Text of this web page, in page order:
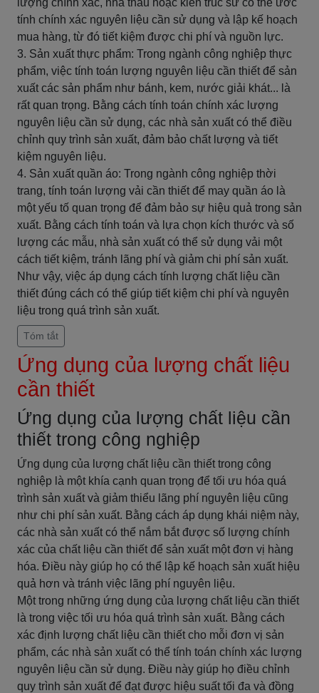
lượng chính xác, nhà thầu hoặc kiến trúc sư có thể ước
tính chính xác nguyên liệu cần sử dụng và lập kế hoạch
mua hàng, từ đó tiết kiệm được chi phí và nguồn lực.
3. Sản xuất thực phẩm: Trong ngành công nghiệp thực
phẩm, việc tính toán lượng nguyên liệu cần thiết để sản
xuất các sản phẩm như bánh, kem, nước giải khát... là
rất quan trọng. Bằng cách tính toán chính xác lượng
nguyên liệu cần sử dụng, các nhà sản xuất có thể điều
chỉnh quy trình sản xuất, đảm bảo chất lượng và tiết
kiệm nguyên liệu.
4. Sản xuất quần áo: Trong ngành công nghiệp thời
trang, tính toán lượng vải cần thiết để may quần áo là
một yếu tố quan trọng để đảm bảo sự hiệu quả trong sản
xuất. Bằng cách tính toán và lựa chọn kích thước và số
lượng các mẫu, nhà sản xuất có thể sử dụng vải một
cách tiết kiệm, tránh lãng phí và giảm chi phí sản xuất.
Như vậy, việc áp dụng cách tính lượng chất liệu cần
thiết đúng cách có thể giúp tiết kiệm chi phí và nguyên
liệu trong quá trình sản xuất.
Tóm tắt
Ứng dụng của lượng chất liệu
cần thiết
Ứng dụng của lượng chất liệu cần
thiết trong công nghiệp
Ứng dụng của lượng chất liệu cần thiết trong công
nghiệp là một khía cạnh quan trọng để tối ưu hóa quá
trình sản xuất và giảm thiểu lãng phí nguyên liệu cũng
như chi phí sản xuất. Bằng cách áp dụng khái niệm này,
các nhà sản xuất có thể nắm bắt được số lượng chính
xác của chất liệu cần thiết để sản xuất một đơn vị hàng
hóa. Điều này giúp họ có thể lập kế hoạch sản xuất hiệu
quả hơn và tránh việc lãng phí nguyên liệu.
Một trong những ứng dụng của lượng chất liệu cần thiết
là trong việc tối ưu hóa quá trình sản xuất. Bằng cách
xác định lượng chất liệu cần thiết cho mỗi đơn vị sản
phẩm, các nhà sản xuất có thể tính toán chính xác lượng
nguyên liệu cần sử dụng. Điều này giúp họ điều chỉnh
quy trình sản xuất để đạt được hiệu suất tối đa và đồng